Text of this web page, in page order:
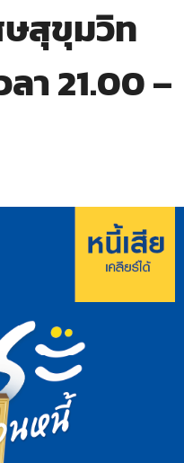
สุขุมวิท
า 21.00 –